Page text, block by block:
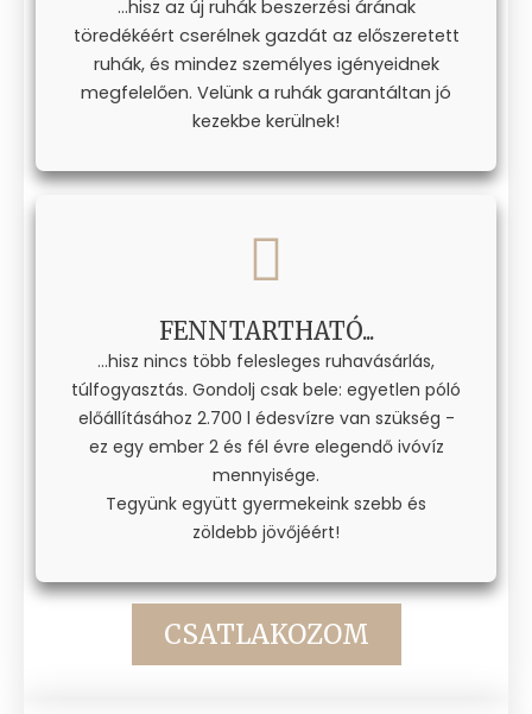
...hisz az új ruhák beszerzési árának
töredékéért cserélnek gazdát az előszeretett
ruhák, és mindez személyes igényeidnek
megfelelően. Velünk a ruhák garantáltan jó
kezekbe kerülnek!
FENNTARTHATÓ...
...hisz nincs több felesleges ruhavásárlás,
túlfogyasztás. Gondolj csak bele: egyetlen póló
előállításához 2.700 l édesvízre van szükség -
ez egy ember 2 és fél évre elegendő ivóvíz
mennyisége.
Tegyünk együtt gyermekeink szebb és
zöldebb jövőjéért!
CSATLAKOZOM